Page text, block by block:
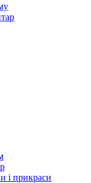
і прикраси